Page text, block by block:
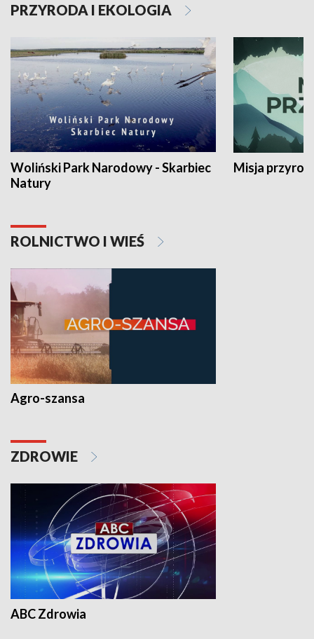
PRZYRODA I EKOLOGIA
Woliński Park Narodowy - Skarbiec
Natury
Misja
ROLNICTWO I WIEŚ
Agro-szansa
ZDROWIE
ABC Zdrowia